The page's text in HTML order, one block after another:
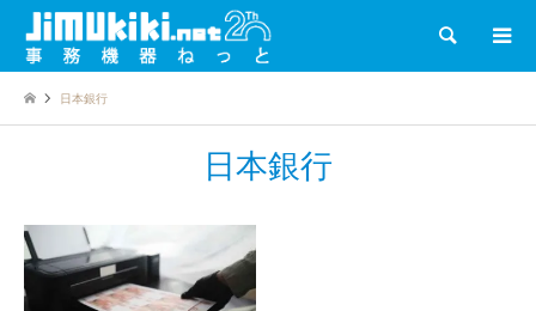
検索
日本銀行
日本銀行